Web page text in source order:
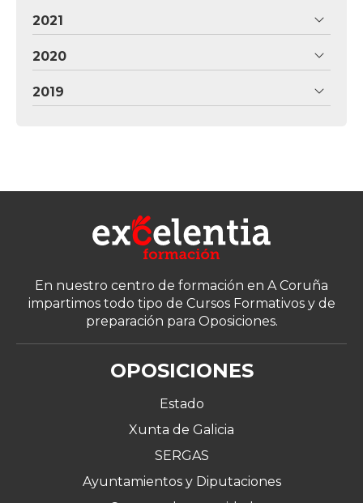
2021
2020
2019
En nuestro centro de formación en A Coruña
impartimos todo tipo de Cursos Formativos y de
preparación para Oposiciones.
OPOSICIONES
Estado
Xunta de Galicia
SERGAS
Ayuntamientos y Diputaciones